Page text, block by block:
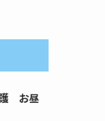
お昼